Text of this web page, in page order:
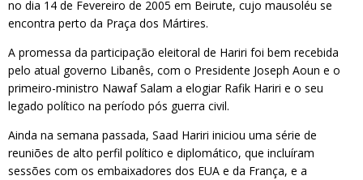
no dia 14 de Fevereiro de 2005 em Beirute, cujo mausoléu se
encontra perto da Praça dos Mártires.
A promessa da participação eleitoral de Hariri foi bem recebida
pelo atual governo Libanês, com o Presidente Joseph Aoun e o
primeiro-ministro Nawaf Salam a elogiar Rafik Hariri e o seu
legado político na período pós guerra civil.
Ainda na semana passada, Saad Hariri iniciou uma série de
reuniões de alto perfil político e diplomático, que incluíram
sessões com os embaixadores dos EUA e da França, e a